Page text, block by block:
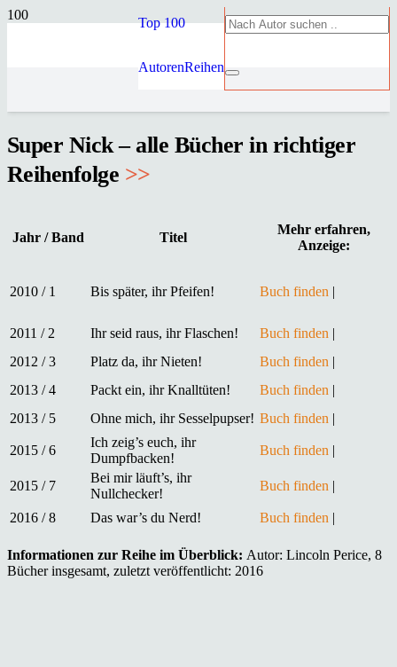
Top 100
AutorenReihen
Super Nick – alle Bücher in richtiger
Reihenfolge >>
Jahr / Band Titel
Mehr erfahren,
Anzeige:
2010 / 1 Bis später, ihr Pfeifen! Buch finden |
2011 / 2 Ihr seid raus, ihr Flaschen! Buch finden |
2012 / 3
Platz da, ihr Nieten! Buch finden |
2013 / 4
Packt ein, ihr Knalltüten! Buch finden |
2013 / 5
Ohne mich, ihr Sesselpupser! Buch finden |
2015 / 6
Ich zeig’s euch, ihr
Dumpfbacken!
Buch finden |
2015 / 7
Bei mir läuft’s, ihr
Nullchecker!
Buch finden |
2016 / 8 Das war’s du Nerd! Buch finden |
Informationen zur Reihe im Überblick: Autor: Lincoln Perice, 8
Bücher insgesamt, zuletzt veröffentlicht: 2016